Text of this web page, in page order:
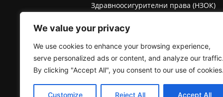
We value your privacy
We use cookies to enhance your browsing experience,
serve personalized ads or content, and analyze our
By clicking "Accept All", you consent to our use of
Customize Reject All Accept All
Здравноосигурителни права (НЗОК)
Медицинска експертиза (ТЕЛК/НЕЛК)